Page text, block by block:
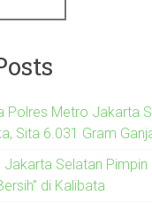
Polres Metro Jakarta
Sita 6.031 Gram
Selatan Pimpin
di Kalibata